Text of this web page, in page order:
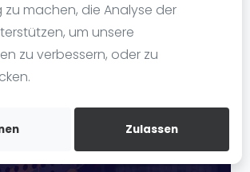
machen, die Analyse der
um unsere
zu verbessern, oder zu
Zulassen
von Padel